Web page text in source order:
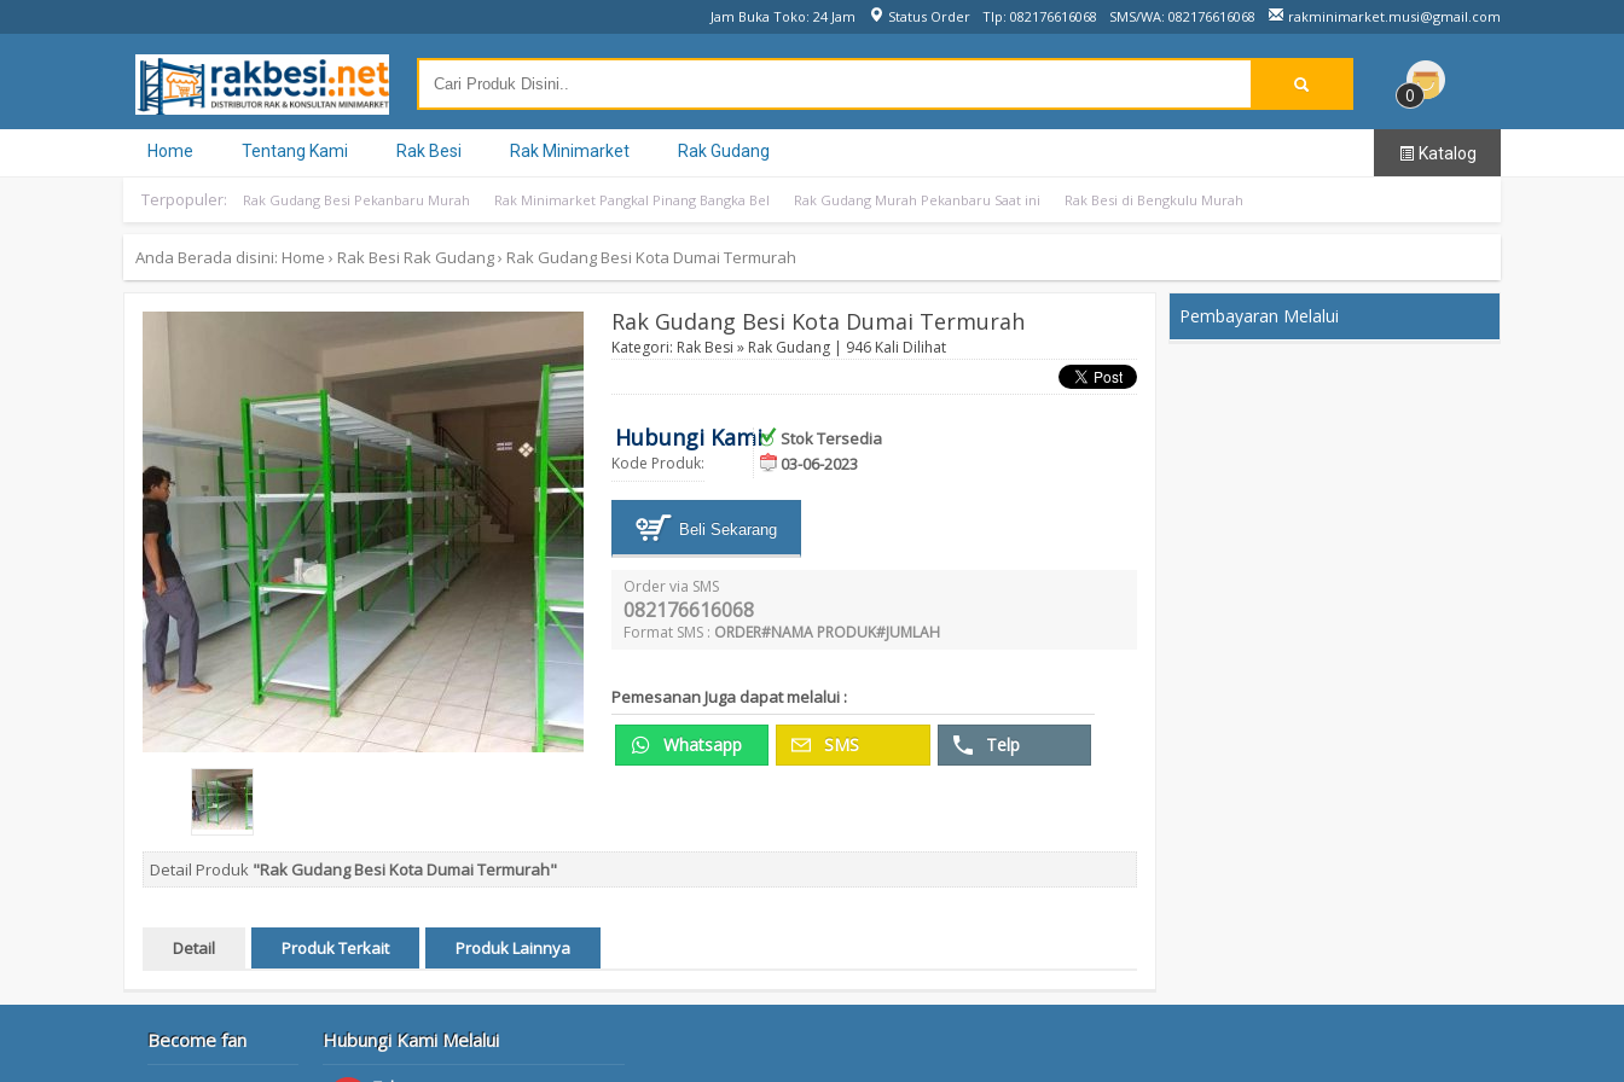
Jam Buka Toko: 24 Jam Status Order Tlp: 082176616068 SMS/WA: 082176616068 rakminimarket.musi@gmail.com
0
Home Tentang Kami Rak Besi Rak Minimarket Rak Gudang Katalog
Terpopuler: Rak Gudang Besi Pekanbaru Murah Rak Minimarket Pangkal Pinang Bangka Bel Rak Gudang Murah Pekanbaru Saat ini Rak Besi di Bengkulu Murah
Anda Berada disini: Home › Rak Besi Rak Gudang› Rak Gudang Besi Kota Dumai Termurah
Rak Gudang Besi Kota Dumai Termurah
Kategori: Rak Besi » Rak Gudang | 946 Kali Dilihat
Hubungi Kami
Kode Produk:
Stok Tersedia
03-06-2023
Beli Sekarang
Order via SMS
082176616068
Format SMS : ORDER#NAMA PRODUK#JUMLAH
Pemesanan Juga dapat melalui :
Whatsapp SMS Telp
Detail Produk "Rak Gudang Besi Kota Dumai Termurah"
Detail Produk Terkait Produk Lainnya
Pembayaran Melalui
Become fan Hubungi Kami Melalui